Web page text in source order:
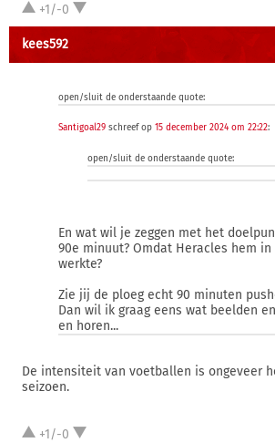
+1/-0
kees592
open/sluit de onderstaande quote:
Santigoal29 schreef op 15 december 2024 om 22:22:
open/sluit de onderstaande quote:
En wat wil je zeggen met het
90e minuut? Omdat Heracles hem
werkte?
Zie jij de ploeg echt 90 minuten
Dan wil ik graag eens wat beelden
en horen...
De intensiteit van voetballen is ongeveer
seizoen.
+1/-0